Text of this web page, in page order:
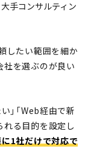
手コンサルティン
したい範囲を細か
社を選ぶのが良い
」「Web経由で新
れる目的を設定し
1社だけで対応で